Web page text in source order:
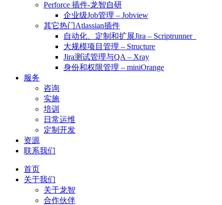
Perforce 插件-龙智自研
企业级Job管理 – Jobview
其它热门Atlassian插件
自动化、定制和扩展Jira – Scriptrunner
大规模项目管理 – Structure
Jira测试管理与QA – Xray
身份和权限管理 – miniOrange
服务
咨询
实施
培训
日常运维
定制开发
资源
联系我们
首页
关于我们
关于龙智
合作伙伴